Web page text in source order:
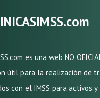
es una web NO
útil para la realización de
con el IMSS para activos y